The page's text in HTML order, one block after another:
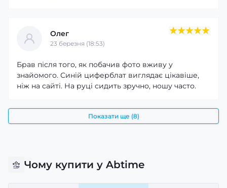
Олег
23 березня (18:53)
Брав після того, як побачив фото вживу у
знайомого. Синій циферблат виглядає цікавіше,
ніж на сайті. На руці сидить зручно, ношу часто.
Показати ще (8)
Чому купити у Abtime